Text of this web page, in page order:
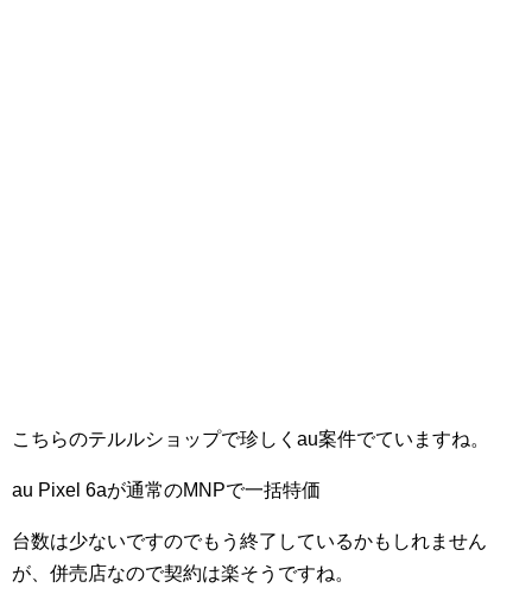
こちらのテルルショップで珍しくau案件でていますね。
au Pixel 6aが通常のMNPで一括特価
台数は少ないですのでもう終了しているかもしれません
が、併売店なので契約は楽そうですね。